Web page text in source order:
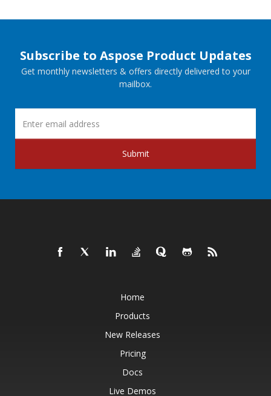
Subscribe to Aspose Product Updates
Get monthly newsletters & offers directly delivered to your
mailbox.
Submit
Home
Products
New Releases
Pricing
Docs
Live Demos